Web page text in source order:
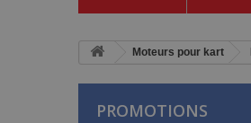
Moteurs pour kart
PROMOTIONS